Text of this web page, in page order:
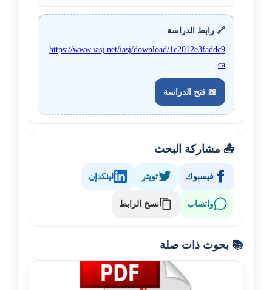
🔗 رابط الدراسة
https://www.iasj.net/iasj/download/1c2012e3faddc9
ca
📖 فتح الدراسة
📤 مشاركة البحث
فيسبوك تويتر لينكدإن
واتساب نسخ الرابط
📚 بحوث ذات صلة